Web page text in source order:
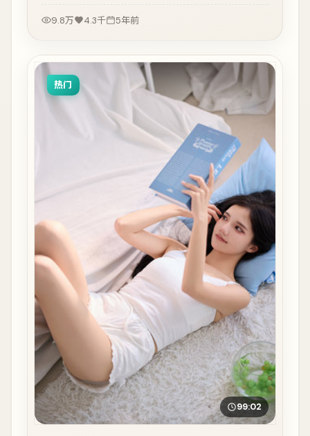
9.8万 4.3千 5年前
热门
99:02